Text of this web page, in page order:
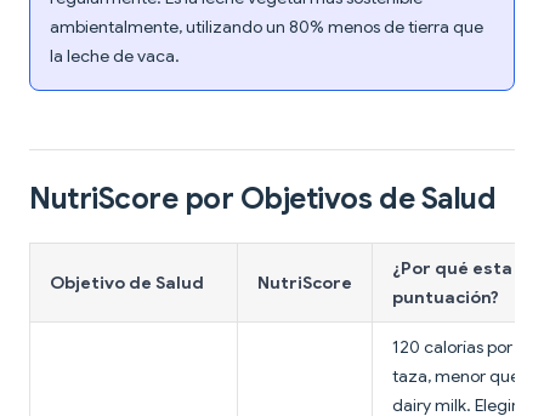
ambientalmente, utilizando un 80% menos de tierra que
la leche de vaca.
NutriScore por Objetivos de Salud
Objetivo de Salud NutriScore
¿Por qué esta
puntuación?
120 calorías por
taza, menor que
dairy milk. Elegir